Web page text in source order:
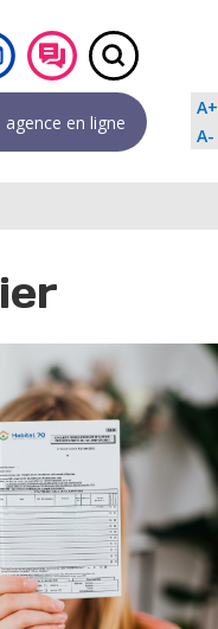
agence en ligne
A+
A-